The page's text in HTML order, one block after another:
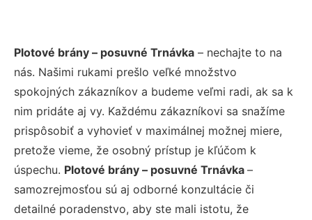
Plotové brány – posuvné Trnávka – nechajte to na
nás. Našimi rukami prešlo veľké množstvo
spokojných zákazníkov a budeme veľmi radi, ak sa k
nim pridáte aj vy. Každému zákazníkovi sa snažíme
prispôsobiť a vyhovieť v maximálnej možnej miere,
pretože vieme, že osobný prístup je kľúčom k
úspechu. Plotové brány – posuvné Trnávka –
samozrejmosťou sú aj odborné konzultácie či
detailné poradenstvo, aby ste mali istotu, že